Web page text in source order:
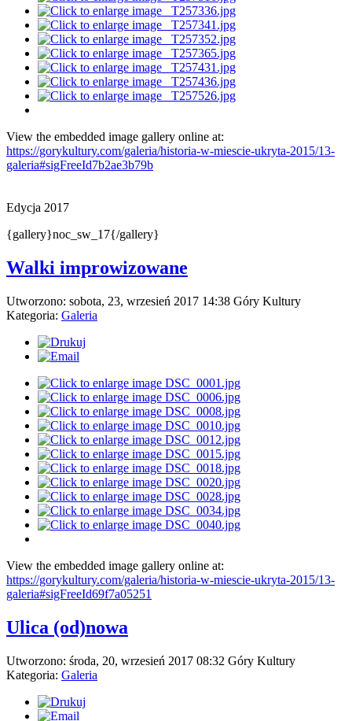
View the embedded image gallery online at:
https://gorykultury.com/galeria/historia-w-miescie-ukryta-2015/13-
galeria#sigFreeId7b2ae3b79b
Edycja 2017
{gallery}noc_sw_17{/gallery}
Walki improwizowane
Utworzono: sobota, 23, wrzesień 2017 14:38 Góry Kultury
Kategoria: Galeria
View the embedded image gallery online at:
https://gorykultury.com/galeria/historia-w-miescie-ukryta-2015/13-
galeria#sigFreeId69f7a05251
Ulica (od)nowa
Utworzono: środa, 20, wrzesień 2017 08:32 Góry Kultury
Kategoria: Galeria